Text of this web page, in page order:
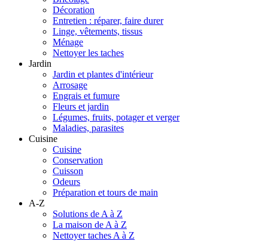
Décoration
Entretien : réparer, faire durer
Linge, vêtements, tissus
Ménage
Nettoyer les taches
Jardin
Jardin et plantes d'intérieur
Arrosage
Engrais et fumure
Fleurs et jardin
Légumes, fruits, potager et verger
Maladies, parasites
Cuisine
Cuisine
Conservation
Cuisson
Odeurs
Préparation et tours de main
A-Z
Solutions de A à Z
La maison de A à Z
Nettoyer taches A à Z